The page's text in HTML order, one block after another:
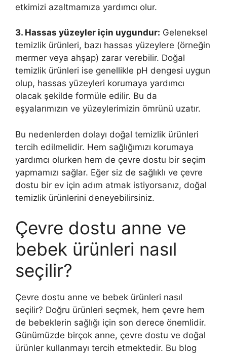
etkimizi azaltmamıza yardımcı olur.
3. Hassas yüzeyler için uygundur: Geleneksel
temizlik ürünleri, bazı hassas yüzeylere (örneğin
mermer veya ahşap) zarar verebilir. Doğal
temizlik ürünleri ise genellikle pH dengesi uygun
olup, hassas yüzeyleri korumaya yardımcı
olacak şekilde formüle edilir. Bu da
eşyalarımızın ve yüzeylerimizin ömrünü uzatır.
Bu nedenlerden dolayı doğal temizlik ürünleri
tercih edilmelidir. Hem sağlığımızı korumaya
yardımcı olurken hem de çevre dostu bir seçim
yapmamızı sağlar. Eğer siz de sağlıklı ve çevre
dostu bir ev için adım atmak istiyorsanız, doğal
temizlik ürünlerini deneyebilirsiniz.
Çevre dostu anne ve
bebek ürünleri nasıl
seçilir?
Çevre dostu anne ve bebek ürünleri nasıl
seçilir? Doğru ürünleri seçmek, hem çevre hem
de bebeklerin sağlığı için son derece önemlidir.
Günümüzde birçok anne, çevre dostu ve doğal
ürünler kullanmayı tercih etmektedir. Bu blog